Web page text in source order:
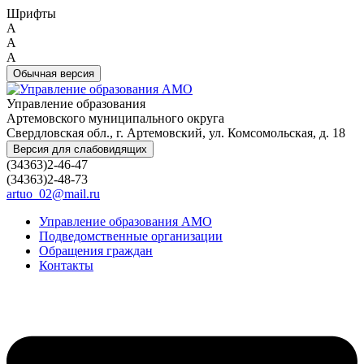
Шрифты
A
A
A
Обычная версия
Управление образования
Артемовского муниципального округа
Свердловская обл., г. Артемовский, ул. Комсомольская, д. 18
Версия для слабовидящих
(34363)2-46-47
(34363)2-48-73
artuo_02@mail.ru
Управление образования АМО
Подведомственные организации
Обращения граждан
Контакты